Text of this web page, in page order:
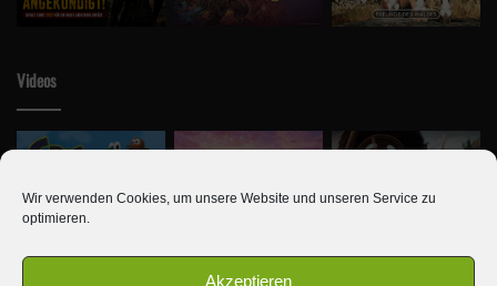
Wir verwenden Cookies, um unsere Website und unseren Service zu
optimieren.
Akzeptieren
Videos